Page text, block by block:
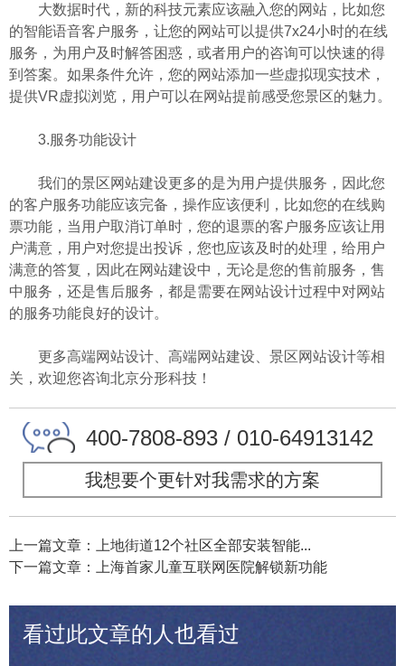
大数据时代，新的科技元素应该融入您的网站，比如您
的智能语音客户服务，让您的网站可以提供7x24小时的在线
服务，为用户及时解答困惑，或者用户的咨询可以快速的得
到答案。如果条件允许，您的网站添加一些虚拟现实技术，
提供VR虚拟浏览，用户可以在网站提前感受您景区的魅力。
3.服务功能设计
我们的景区网站建设更多的是为用户提供服务，因此您
的客户服务功能应该完备，操作应该便利，比如您的在线购
票功能，当用户取消订单时，您的退票的客户服务应该让用
户满意，用户对您提出投诉，您也应该及时的处理，给用户
满意的答复，因此在网站建设中，无论是您的售前服务，售
中服务，还是售后服务，都是需要在网站设计过程中对网站
的服务功能良好的设计。
更多高端网站设计、高端网站建设、景区网站设计等相
关，欢迎您咨询北京分形科技！
400-7808-893 / 010-64913142
我想要个更针对我需求的方案
上一篇文章：上地街道12个社区全部安装智能...
下一篇文章：上海首家儿童互联网医院解锁新功能
看过此文章的人也看过